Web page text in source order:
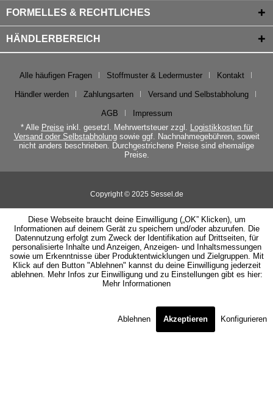
FORMELLES & RECHTLICHES
HÄNDLERBEREICH
Alle häufigen Fragen Stoffmuster & Ledermuster Kontakt
Händler werden Zahlungsarten Versand und Selbstabholung
AGB
Impressum
* Alle Preiseinkl. gesetzl. Mehrwertsteuer zzgl. Logistikkosten für
Versand oder Selbstabholungsowie ggf. Nachnahmegebühren, soweit
nicht anders beschrieben. Durchgestrichene Preise sind ehemalige
Preise.
Copyright © 2025 Sessel.de
Diese Webseite braucht deine Einwilligung („OK” Klicken), um
Informationen auf deinem Gerät zu speichern und/oder abzurufen. Die
Datennutzung erfolgt zum Zweck der Identifikation auf Drittseiten, für
personalisierte Inhalte und Anzeigen, Anzeigen- und Inhaltsmessungen
sowie um Erkenntnisse über Produktentwicklungen und Zielgruppen. Mit
Klick auf den Button "Ablehnen" kannst du deine Einwilligung jederzeit
ablehnen. Mehr Infos zur Einwilligung und zu Einstellungen gibt es hier:
Mehr Informationen
Ablehnen Akzeptieren Konfigurieren